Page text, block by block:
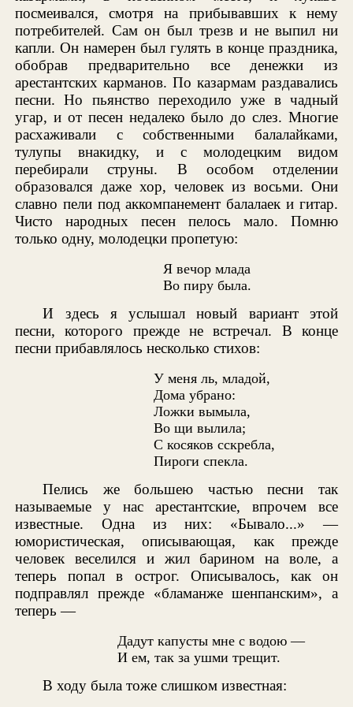
посмеивался, смотря на прибывавших к нему
потребителей. Сам он был трезв и не выпил ни
капли. Он намерен был гулять в конце праздника,
обобрав предварительно все денежки из
арестантских карманов. По казармам раздавались
песни. Но пьянство переходило уже в чадный
угар, и от песен недалеко было до слез. Многие
расхаживали с собственными балалайками,
тулупы внакидку, и с молодецким видом
перебирали струны. В особом отделении
образовался даже хор, человек из восьми. Они
славно пели под аккомпанемент балалаек и гитар.
Чисто народных песен пелось мало. Помню
только одну, молодецки пропетую:
Я вечор млада
Во пиру была.
И здесь я услышал новый вариант этой
песни, которого прежде не встречал. В конце
песни прибавлялось несколько стихов:
У меня ль, младой,
Дома убрано:
Ложки вымыла,
Во щи вылила;
С косяков сскребла,
Пироги спекла.
Пелись же большею частью песни так
называемые у нас арестантские, впрочем все
известные. Одна из них: «Бывало...» —
юмористическая, описывающая, как прежде
человек веселился и жил барином на воле, а
теперь попал в острог. Описывалось, как он
подправлял прежде «бламанже шенпанским», а
теперь —
Дадут капусты мне с водою —
И ем, так за ушми трещит.
В ходу была тоже слишком известная: